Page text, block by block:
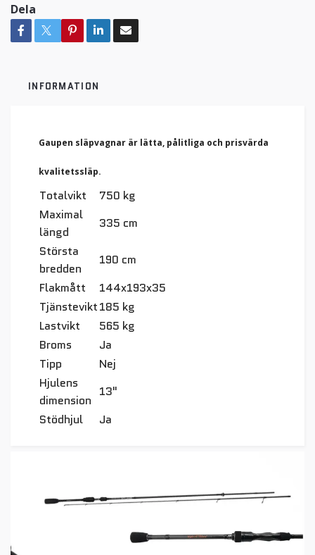
Dela
INFORMATION
Gaupen släpvagnar är lätta, pålitliga och prisvärda
kvalitetssläp.
Totalvikt
750 kg
Maximal
längd
335 cm
Största
bredden
190 cm
Flakmått
144x193x35
Tjänstevikt185 kg
Lastvikt
565 kg
Broms
Ja
Tipp
Nej
Hjulens
dimension
13"
Stödhjul
Ja